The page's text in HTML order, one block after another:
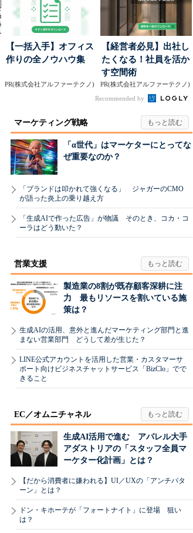
【一括入手】オフィス
作りの全ノウハウ集
PR(株式会社アルファーテクノ)
【経営者必見】出社し
たくなる！社員を活か
す空間術
PR(株式会社アルファーテクノ)
Recommended by
マーケティング戦略
「α世代」はマーケターにとってな
ぜ重要なのか？
「ブランドは叩かれて強くなる」 ジャガーのCMO
が語った炎上の乗り越え方
「生成AIで作った広告」が物議 そのとき、コカ・コ
ーラはどう動いた？
営業支援
製造業の8割が既存顧客深耕に注
力 最もリソースを割いている施
策は？
生成AIの活用、意外と進んだマーケティング部門と進
まない営業部門 どうして差が生じた？
LINE公式アカウントを活用した営業・カスタマーサ
ポート向けビジネスチャットサービス「BizClo」でで
きること
EC／オムニチャネル
生成AI活用で進む アパレル大手
アダストリアの「スタッフ全員マ
ーケター化計画」とは？
【だから消費者に嫌われる】UI／UXの「アンチパタ
ーン」とは？
ドン・キホーテが「フォートナイト」に登場 狙い
は？